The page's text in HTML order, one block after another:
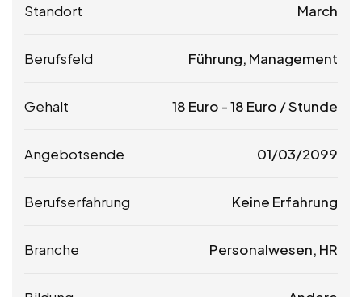
Standort March
Berufsfeld Führung, Management
Gehalt 18 Euro -18 Euro / Stunde
Angebotsende 01/03/2099
Berufserfahrung Keine Erfahrung
Branche Personalwesen, HR